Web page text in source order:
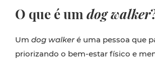
O que é um dog walker
Um dog walkeré uma pessoa que
priorizando o bem-estar físico e